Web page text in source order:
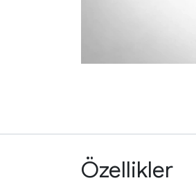
Özellikler